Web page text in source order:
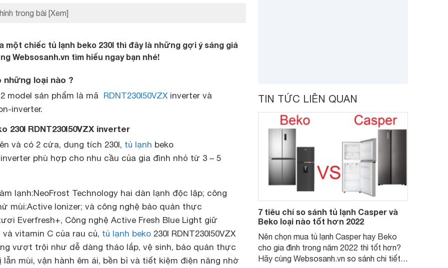
trong bài [Xem]
một chiếc tủ lạnh beko 230l thì đây là những gợi ý sáng giá
Websosanh.vn tìm hiểu ngay bạn nhé!
những loại nào ?
model sản phẩm là mã RDNT230I50VZXinverter và
inverter.
230l RDNT230I50VZX inverter
và có 2 cửa, dung tích 230l, tủ lạnh beko
inverter phù hợp cho nhu cầu của gia đình nhỏ từ 3 – 5
lạnh:NeoFrost Technology hai dàn lạnh độc lập; công
mùi:Active Ionizer; và công nghệ bảo quản thực
Everfresh+, Công nghệ Active Fresh Blue Light giữ
vitamin C của rau củ, tủ lạnh beko 230l RDNT230I50VZX
vượt trội như dễ dàng tháo lắp, vệ sinh, bảo quản thực
mùi, vận hành êm ái, bền bỉ và tiết kiệm điện năng nhờ
TIN TỨC LIÊN QUAN
7 tiêu chí so sánh tủ lạnh Casper và
Beko loại nào tốt hơn 2022
Nên chọn mua tủ lạnh Casper hay Beko
cho gia đình trong năm 2022 thì tốt hơn?
Hãy cùng Websosanh.vn so sánh chi tiết 2